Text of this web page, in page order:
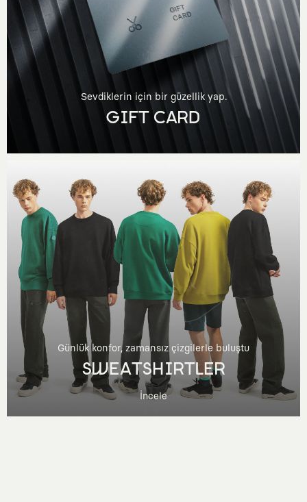
Sevdiklerin için bir güzellik yap.
GIFT CARD
Günlük konfor, zamansız çizgilerle buluştu
SWEATSHIRTLER
İncele